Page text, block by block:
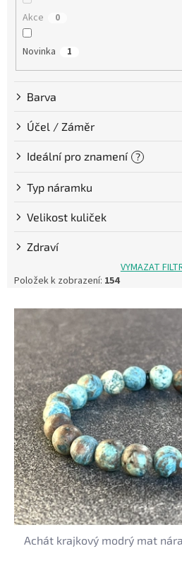
Akce 0
Novinka 1
Barva
Účel / Záměr
Ideální pro znamení ?
Typ náramku
Velikost kuliček
Zdraví
VYMAZAT
Položek k zobrazení: 154
V
p
Achát krajkový modrý mat